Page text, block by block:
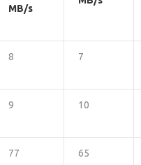
MB/s
8 7
9 10
77 65